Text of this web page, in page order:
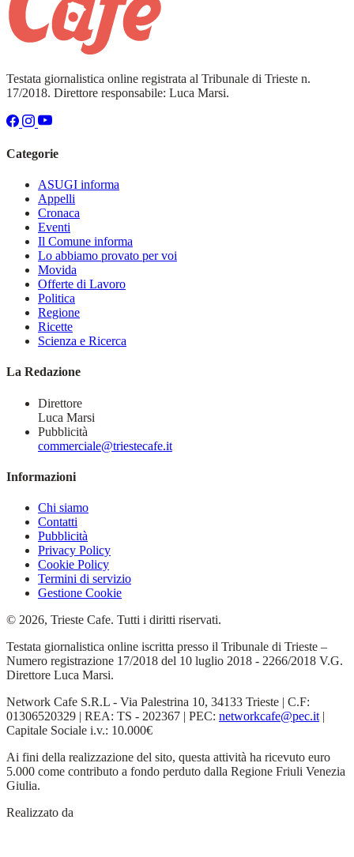
Testata giornalistica online registrata al Tribunale di Trieste n.
17/2018. Direttore responsabile: Luca Marsi.
Categorie
ASUGI informa
Appelli
Cronaca
Eventi
Il Comune informa
Lo abbiamo provato per voi
Movida
Offerte di Lavoro
Politica
Regione
Ricette
Scienza e Ricerca
La Redazione
Direttore
Luca Marsi
Pubblicità
commerciale@triestecafe.it
Informazioni
Chi siamo
Contatti
Pubblicità
Privacy Policy
Cookie Policy
Termini di servizio
Gestione Cookie
© 2026, Trieste Cafe. Tutti i diritti riservati.
Testata giornalistica online iscritta presso il Tribunale di Trieste –
Numero registrazione 17/2018 del 10 luglio 2018 - 2266/2018 V.G.
Direttore Luca Marsi.
Network Cafe S.R.L - Via Palestrina 10, 34133 Trieste | C.F:
01306520329 | REA: TS - 202367 | PEC: networkcafe@pec.it |
Capitale Sociale i.v.: 10.000€
Ai fini della realizzazione del sito, questa attività ha ricevuto euro
5.000 come contributo a fondo perduto dalla Regione Friuli Venezia
Giulia.
Realizzato da